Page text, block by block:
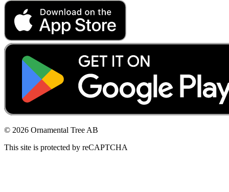
© 2026 Ornamental Tree AB
This site is protected by reCAPTCHA